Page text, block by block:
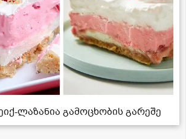
ლაზანია გამოცხობის გარეშე